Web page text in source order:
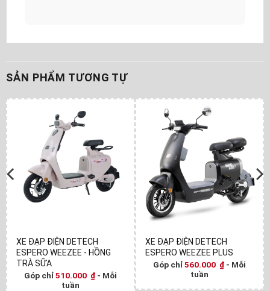
SẢN PHẨM TƯƠNG TỰ
XE ĐẠP ĐIỆN DETECH
ESPERO WEEZEE - HỒNG
TRÀ SỮA
Góp chỉ510.000 ₫ - Mỗi
tuần
XE ĐẠP ĐIỆN DETECH
ESPERO WEEZEE PLUS
Góp chỉ560.000 ₫ - Mỗi
tuần